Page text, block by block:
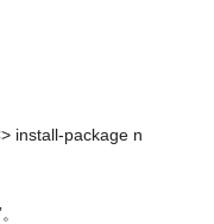
install-package n